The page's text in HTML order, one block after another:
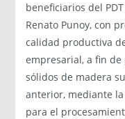
beneficiarios del
Renato Punoy, con
calidad productiva
empresarial, a fin
sólidos de madera
anterior, mediante
para el